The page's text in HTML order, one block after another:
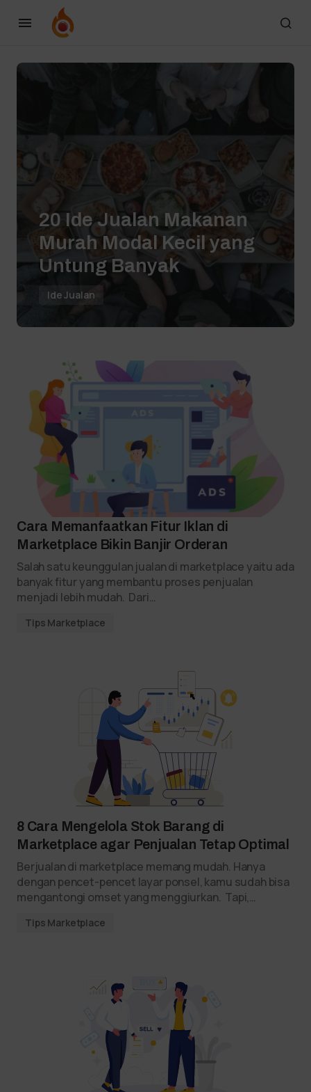
20 Ide Jualan Makanan
Murah Modal Kecil yang
Untung Banyak
Ide Jualan
Cara Memanfaatkan Fitur Iklan di
Marketplace Bikin Banjir Orderan
Salah satu keunggulan jualan di marketplace yaitu ada
banyak fitur yang membantu proses penjualan
menjadi lebih mudah. Dari…
Tips Marketplace
8 Cara Mengelola Stok Barang di
Marketplace agar Penjualan Tetap Optimal
Berjualan di marketplace memang mudah. Hanya
dengan pencet-pencet layar ponsel, kamu sudah bisa
mengantongi omset yang menggiurkan. Tapi,…
Tips Marketplace